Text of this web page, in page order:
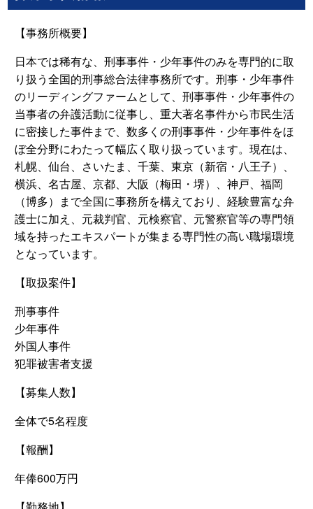
【事務所概要】
日本では稀有な、刑事事件・少年事件のみを専門的に取
り扱う全国的刑事総合法律事務所です。刑事・少年事件
のリーディングファームとして、刑事事件・少年事件の
当事者の弁護活動に従事し、重大著名事件から市民生活
に密接した事件まで、数多くの刑事事件・少年事件をほ
ぼ全分野にわたって幅広く取り扱っています。現在は、
札幌、仙台、さいたま、千葉、東京（新宿・八王子）、
横浜、名古屋、京都、大阪（梅田・堺）、神戸、福岡
（博多）まで全国に事務所を構えており、経験豊富な弁
護士に加え、元裁判官、元検察官、元警察官等の専門領
域を持ったエキスパートが集まる専門性の高い職場環境
となっています。
【取扱案件】
刑事事件
少年事件
外国人事件
犯罪被害者支援
【募集人数】
全体で5名程度
【報酬】
年俸600万円